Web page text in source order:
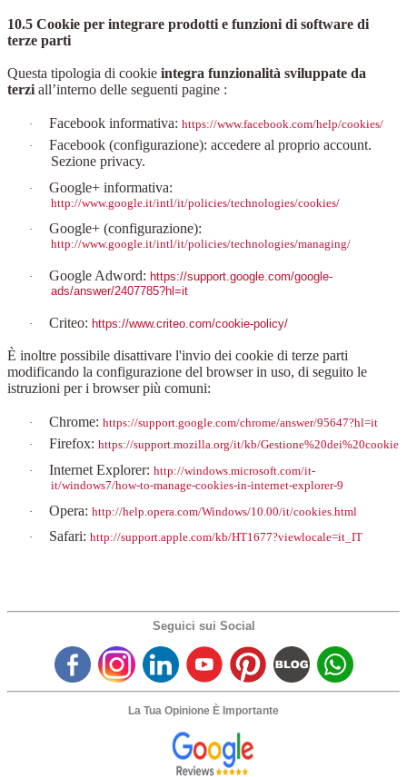
10.5 Cookie per integrare prodotti e funzioni di software di
terze parti
Questa tipologia di cookie integra funzionalità sviluppate da
terzi all’interno delle seguenti pagine :
· Facebook informativa: https://www.facebook.com/help/cookies/
·
Facebook (configurazione): accedere al proprio account.
Sezione privacy.
· Google+ informativa:
http://www.google.it/intl/it/policies/technologies/cookies/
·
Google+ (configurazione):
http://www.google.it/intl/it/policies/technologies/managing/
· Google Adword: https://support.google.com/google-
ads/answer/2407785?hl=it
· Criteo: https://www.criteo.com/cookie-policy/
È inoltre possibile disattivare l'invio dei cookie di terze parti
modificando la configurazione del browser in uso, di seguito le
istruzioni per i browser più comuni:
· Chrome: https://support.google.com/chrome/answer/95647?hl=it
·
Firefox: https://support.mozilla.org/it/kb/Gestione%20dei%20cookie
·
Internet Explorer: http://windows.microsoft.com/it-
it/windows7/how-to-manage-cookies-in-internet-explorer-9
·
Opera: http://help.opera.com/Windows/10.00/it/cookies.html
·
Safari: http://support.apple.com/kb/HT1677?viewlocale=it_IT
Seguici sui Social
La Tua Opinione È Importante